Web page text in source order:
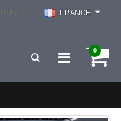
FRANCE
0